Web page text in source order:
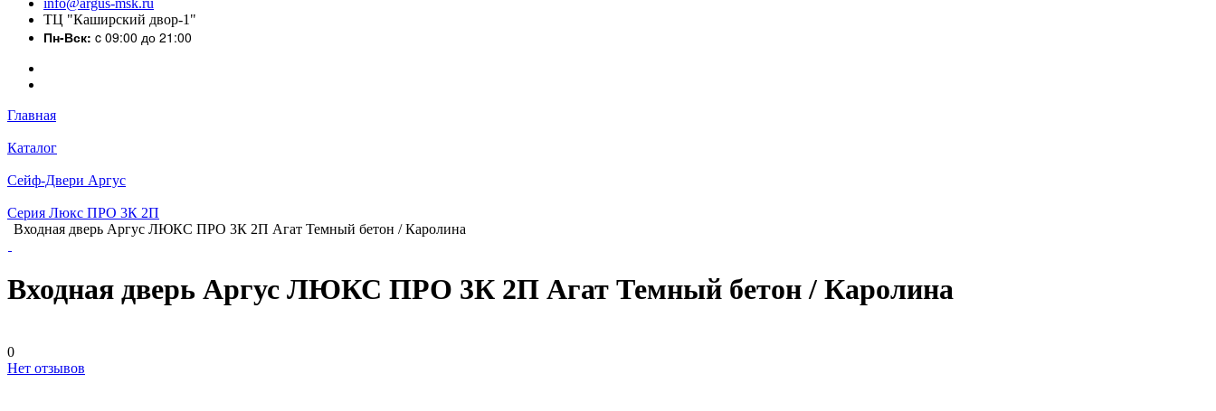
ТЦ "Каширский двор-1"
Пн-Вск: c 09:00 до 21:00
Главная
Каталог
Сейф-Двери Аргус
Серия Люкс ПРО 3К 2П
Входная дверь Аргус ЛЮКС ПРО 3К 2П Агат Темный бетон / Каролина
Входная дверь Аргус ЛЮКС ПРО 3К 2П Агат Темный бетон / Каролина
0
Нет отзывов